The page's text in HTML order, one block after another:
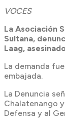
VOCES
La Asociación
Sultana,
Laag,
La demanda
embajada.
La Denuncia
Chalatenango
Defensa y al